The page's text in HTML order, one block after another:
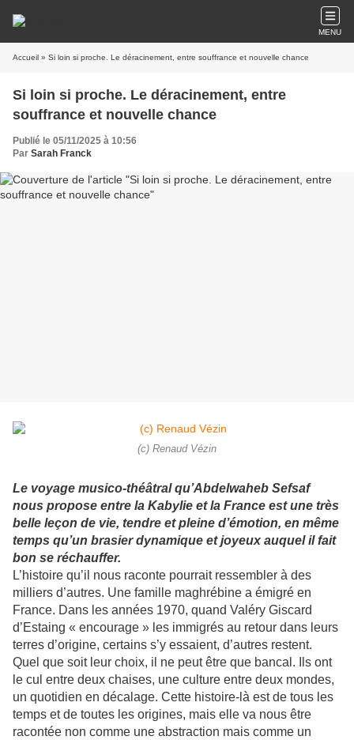
MENU
Accueil » Si loin si proche. Le déracinement, entre souffrance et nouvelle chance
Si loin si proche. Le déracinement, entre
souffrance et nouvelle chance
Publié le 05/11/2025 à 10:56
Par Sarah Franck
(c) Renaud Vézin
Le voyage musico-théâtral qu’Abdelwaheb Sefsaf
nous propose entre la Kabylie et la France est une très
belle leçon de vie, tendre et pleine d’émotion, en même
temps qu’un brasier dynamique et joyeux auquel il fait
bon se réchauffer.
L’histoire qu’il nous raconte pourrait ressembler à des
milliers d’autres. Une famille maghrébine a émigré en
France. Dans les années 1970, quand Valéry Giscard
d’Estaing « encourage » les immigrés au retour dans leurs
terres d’origine, certains s’y essaient, d’autres restent.
Quel que soit leur choix, il ne peut être que bancal. Ils ont
le cul entre deux chaises, une culture entre deux mondes,
un quotidien en décalage. Cette histoire-là est de tous les
temps et de toutes les origines, mais elle va nous être
racontée non comme une abstraction mais comme un